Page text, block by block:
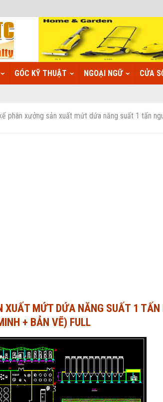
GÓC KỸ THUẬT NGOẠI NGỮ CỬA
phân xưởng sản xuất mứt dứa năng suất 1 tấn
MỨT DỨA NĂNG SUẤT 1 TẤN
+ BẢN VẼ) FULL